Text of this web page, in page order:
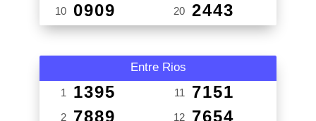
10 0909 20 2443
Entre Rios
1 1395
2 7889
11 7151
12 7654